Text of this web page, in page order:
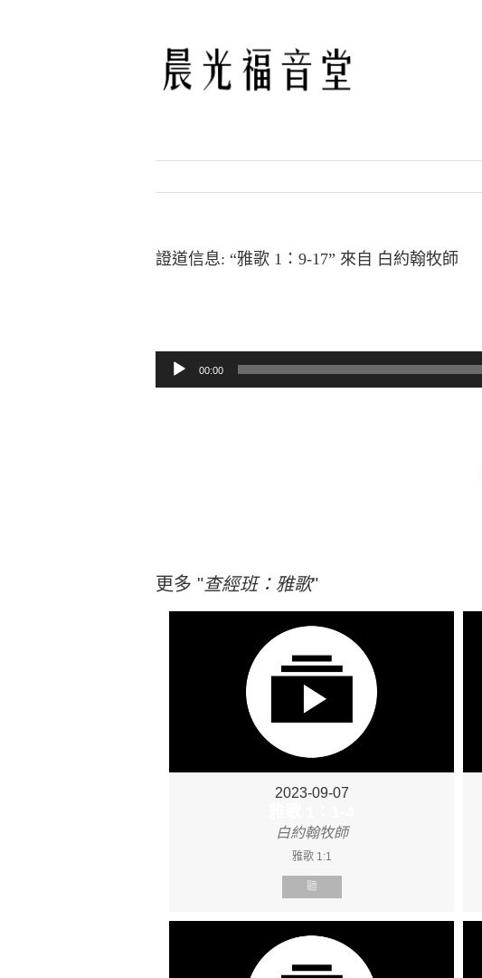
證道信息: “雅歌 1：9-17” 來自 白約翰牧師
音訊播放器
00:00
更多 "查經班：雅歌"
2023-09-07
白約翰牧師
雅歌 1:1
聽